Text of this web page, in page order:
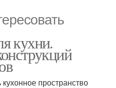
кухни.
пространство